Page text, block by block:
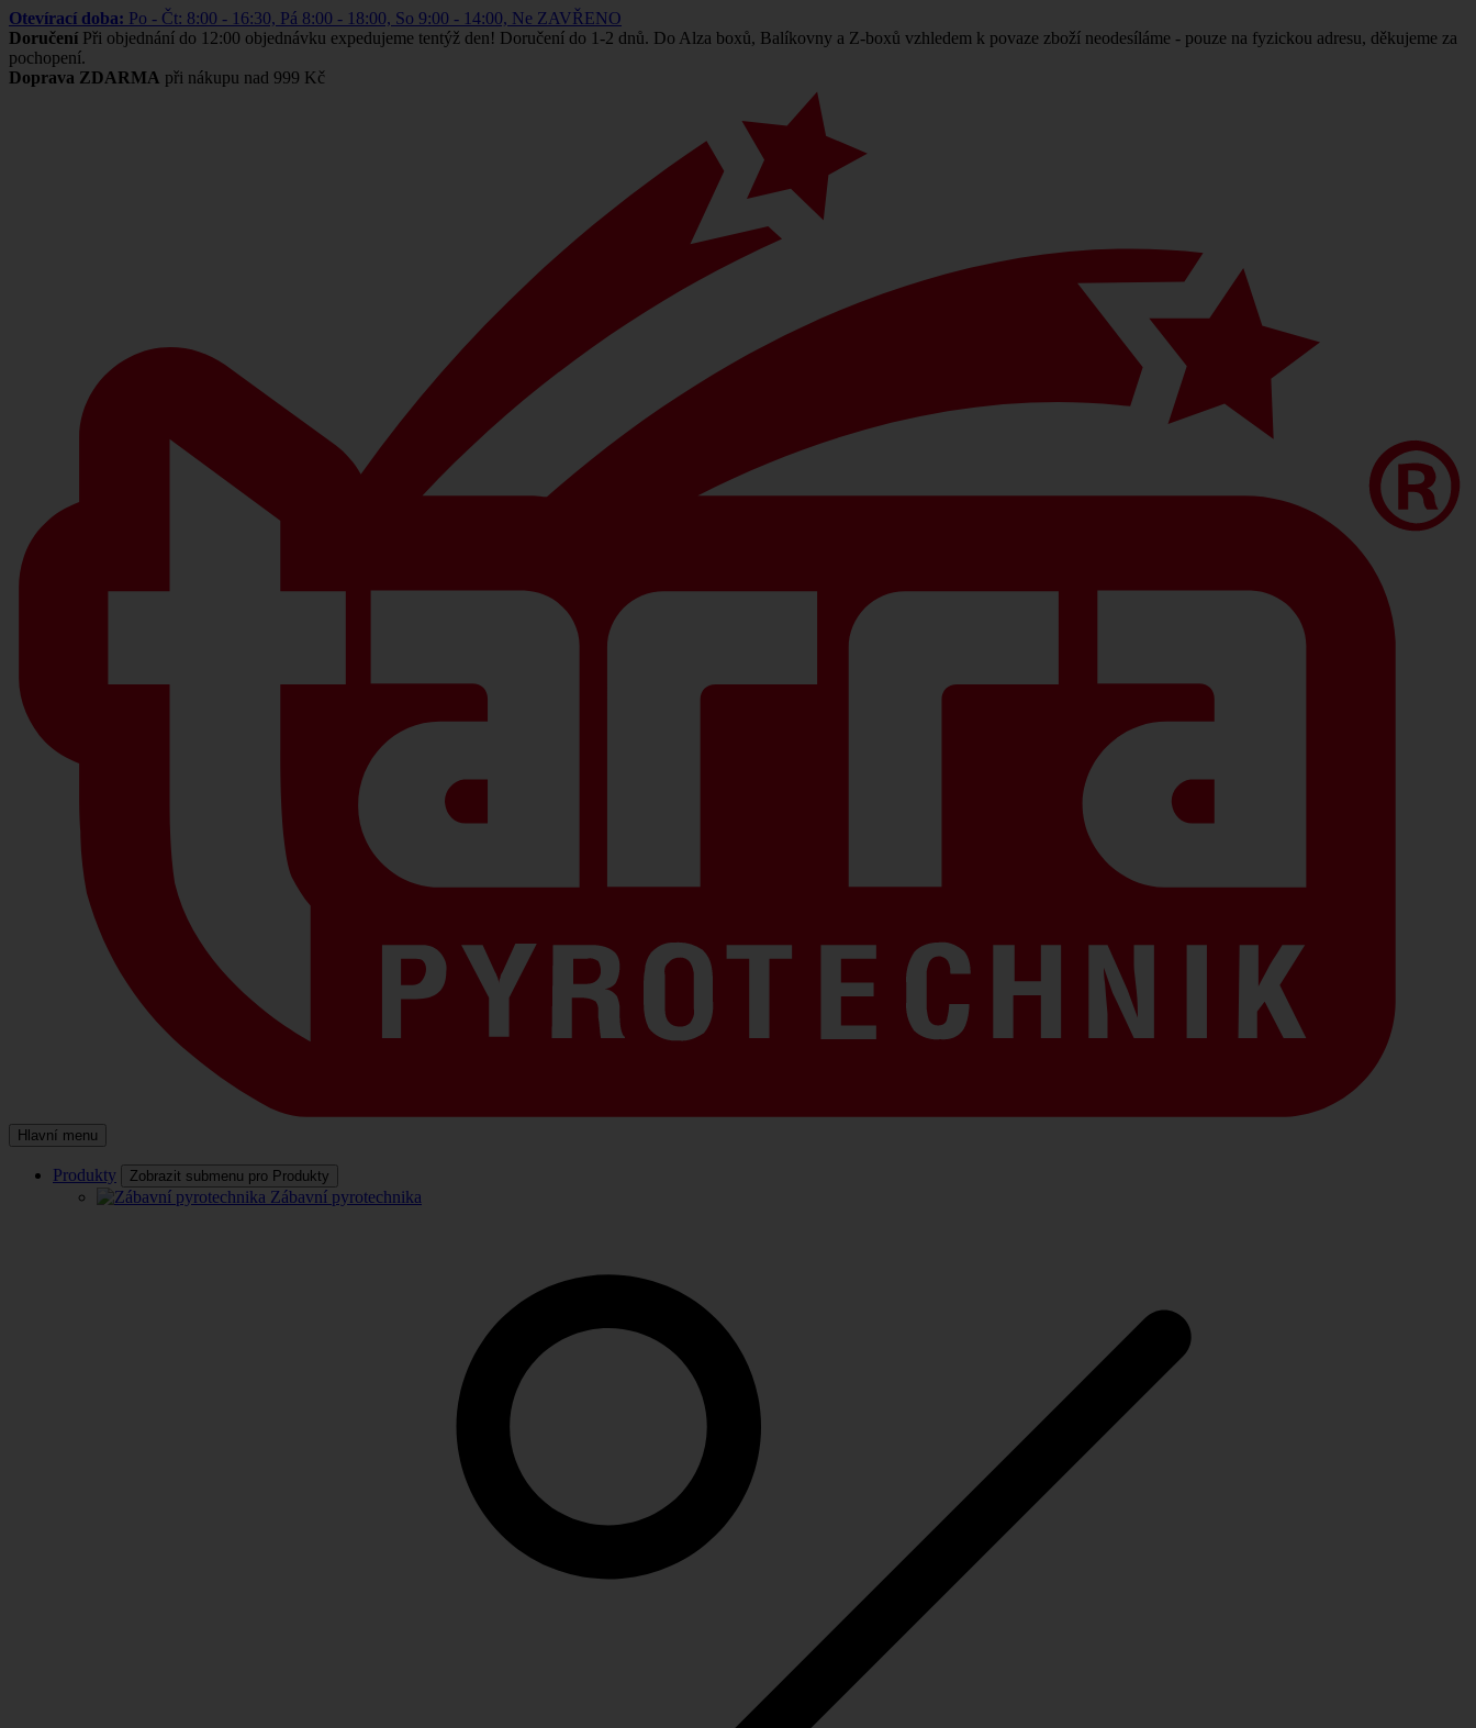
Otevírací doba: Po - Čt: 8:00 - 16:30, Pá 8:00 - 18:00, So 9:00 - 14:00, Ne ZAVŘENO
Doručení Při objednání do 12:00 objednávku expedujeme tentýž den! Doručení do 1-2 dnů. Do Alza boxů, Balíkovny a Z-boxů vzhledem k povaze zboží neodesíláme - pouze na fyzickou adresu, děkujeme za
pochopení.
Doprava ZDARMA při nákupu nad 999 Kč
Hlavní menu
Produkty Zobrazit submenu pro Produkty
Zábavní pyrotechnika